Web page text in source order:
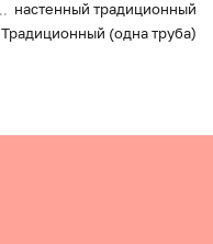
настенный традиционный
Традиционный (одна труба)